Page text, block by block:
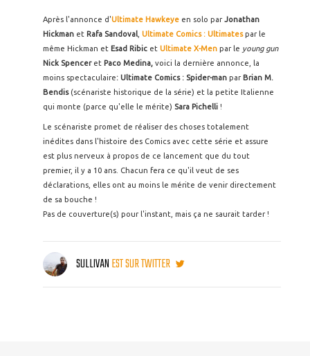
Après l'annonce d'Ultimate Hawkeye en solo parJonathan
Hickman et Rafa Sandoval Ultimate Comics : Ultimatespar le
même Hickman et Esad Ribic et Ultimate X-Men par le young gun
Nick Spencer et Paco Medina, voici la dernière annonce, la
moins spectaculaire: Ultimate Comics : Spider-man parBrian M.
Bendis (scénariste historique de la série) et la petite Italienne
qui monte (parce qu'elle le mérite) Sara Pichelli !
Le scénariste promet de réaliser des choses totalement
inédites dans l'histoire des Comics avec cette série et assure
est plus nerveux à propos de ce lancement que du tout
premier, il y a 10 ans. Chacun fera ce qu'il veut de ses
déclarations, elles ont au moins le mérite de venir directement
de sa bouche !
Pas de couverture(s) pour l'instant, mais ça ne saurait tarder !
SULLIVANEST SUR TWITTER